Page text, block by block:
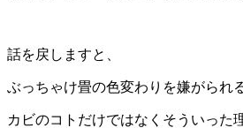
話を戻しますと、
ぶっちゃけ畳の色変わりを嫌がられ
カビのコトだけではなくそういった